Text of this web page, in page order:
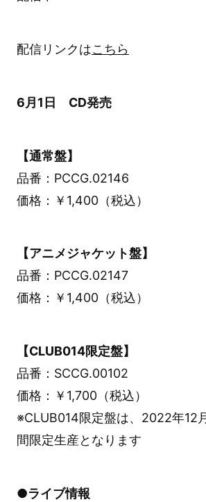
配信リンクはこちら
6月1日 CD発売
【通常盤】
品番：PCCG.02146
価格：￥1,400（税込）
【アニメジャケット盤】
品番：PCCG.02147
価格：￥1,400（税込）
【CLUB014限定盤】
品番：SCCG.00102
価格：￥1,700（税込）
※CLUB014限定盤は、2022年12
間限定生産となります
●ライブ情報